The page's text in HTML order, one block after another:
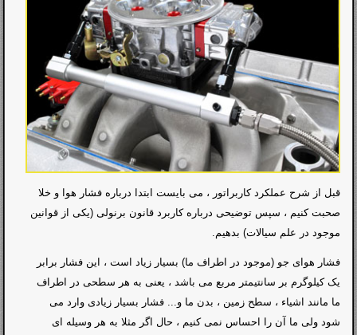
قبل از شرح عملکرد کاربراتور ، می بایست ابتدا درباره فشار هوا و خلا
صحبت کنیم ، سپس توضیحی درباره کاربرد قانون برنولی (یکی از قوانین
موجود در علم سیالات) بدهیم.
فشار هوای جو (موجود در اطراف ما) بسیار زیاد است ، این فشار برابر
یک کیلوگرم بر سانتیمتر مربع می باشد ، یعنی به هر سطحی در اطراف
ما مانند اشیاء ، سطح زمین ، بدن ما و... فشار بسیار زیادی وارد می
شود ولی ما آن را احساس نمی کنیم ، حال اگر مثلا به هر وسیله ای